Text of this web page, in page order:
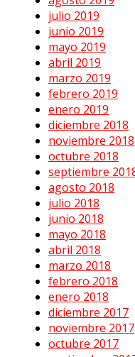
julio 2019
junio 2019
mayo 2019
abril 2019
marzo 2019
febrero 2019
enero 2019
diciembre 2018
noviembre 2018
octubre 2018
septiembre
agosto 2018
julio 2018
junio 2018
mayo 2018
abril 2018
marzo 2018
febrero 2018
enero 2018
diciembre 2017
noviembre 2017
octubre 2017